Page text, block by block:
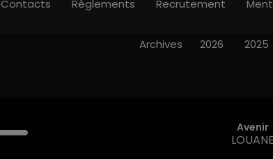
Avenir
LOUANE
Contacts Règlements Recrutement
Archives 2026 2025